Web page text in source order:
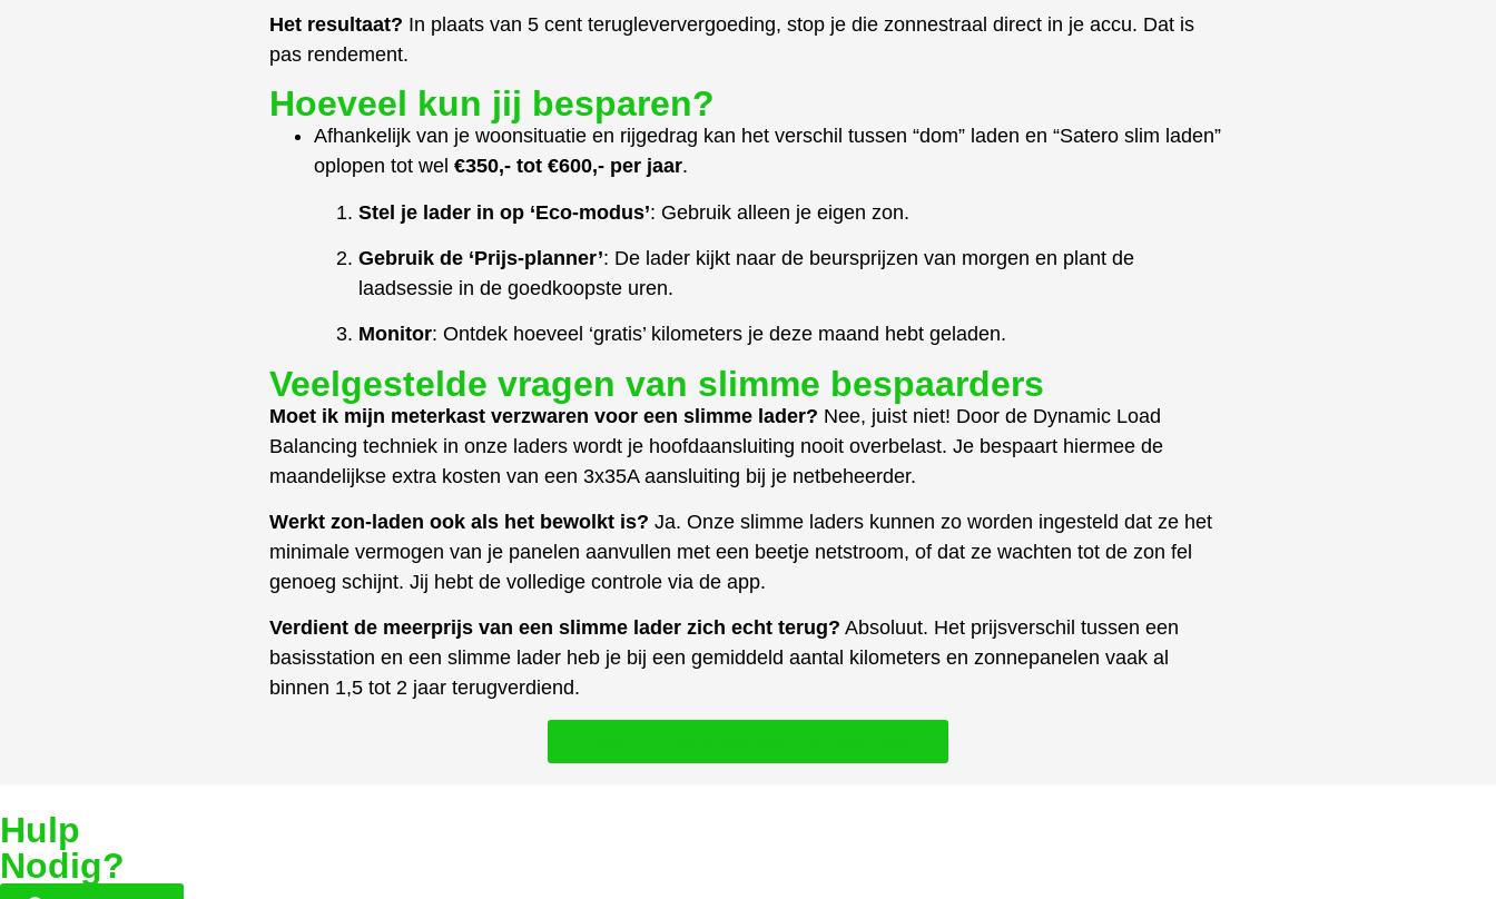
Het resultaat? In plaats van 5 cent terugleververgoeding, stop je die zonnestraal direct in je accu. Dat is
pas rendement.
Hoeveel kun jij besparen?
Afhankelijk van je woonsituatie en rijgedrag kan het verschil tussen “dom” laden en “Satero slim laden”
oplopen tot wel €350,- tot €600,- per jaar.
Stel je lader in op ‘Eco-modus’: Gebruik alleen je eigen zon.
Gebruik de ‘Prijs-planner’: De lader kijkt naar de beursprijzen van morgen en plant de
laadsessie in de goedkoopste uren.
Monitor: Ontdek hoeveel ‘gratis’ kilometers je deze maand hebt geladen.
Veelgestelde vragen van slimme bespaarders
Moet ik mijn meterkast verzwaren voor een slimme lader? Nee, juist niet! Door de Dynamic Load
Balancing techniek in onze laders wordt je hoofdaansluiting nooit overbelast. Je bespaart hiermee de
maandelijkse extra kosten van een 3x35A aansluiting bij je netbeheerder.
Werkt zon-laden ook als het bewolkt is? Ja. Onze slimme laders kunnen zo worden ingesteld dat ze het
minimale vermogen van je panelen aanvullen met een beetje netstroom, of dat ze wachten tot de zon fel
genoeg schijnt. Jij hebt de volledige controle via de app.
Verdient de meerprijs van een slimme lader zich echt terug? Absoluut. Het prijsverschil tussen een
basisstation en een slimme lader heb je bij een gemiddeld aantal kilometers en zonnepanelen vaak al
binnen 1,5 tot 2 jaar terugverdiend.
Hulp
Nodig?